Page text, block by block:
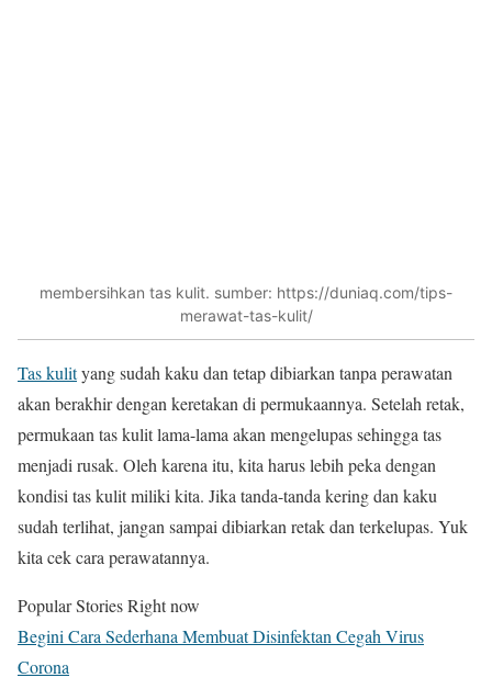
membersihkan tas kulit. sumber: https://duniaq.com/tips-
merawat-tas-kulit/
Tas kulityang sudah kaku dan tetap dibiarkan tanpa perawatan
akan berakhir dengan keretakan di permukaannya. Setelah retak,
permukaan tas kulit lama-lama akan mengelupas sehingga tas
menjadi rusak. Oleh karena itu, kita harus lebih peka dengan
kondisi tas kulit miliki kita. Jika tanda-tanda kering dan kaku
sudah terlihat, jangan sampai dibiarkan retak dan terkelupas. Yuk
kita cek cara perawatannya.
Popular Stories Right now
Begini Cara Sederhana Membuat Disinfektan Cegah Virus
Corona